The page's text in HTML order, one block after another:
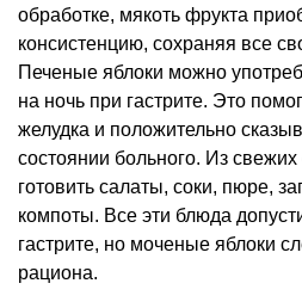
обработке, мякоть фрукта
консистенцию, сохраняя все
Печеные яблоки можно
на ночь при гастрите. Это
желудка и положительно
состоянии больного. Из
готовить салаты, соки, пюре,
компоты. Все эти блюда
гастрите, но моченые яблоки
рациона.